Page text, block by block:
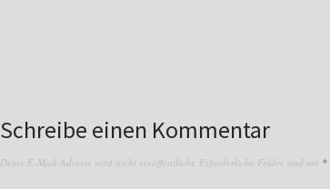
Schreibe einen Kommentar
Deine E-Mail-Adresse wird nicht veröffentlicht. Erforderliche Felder sind mit *